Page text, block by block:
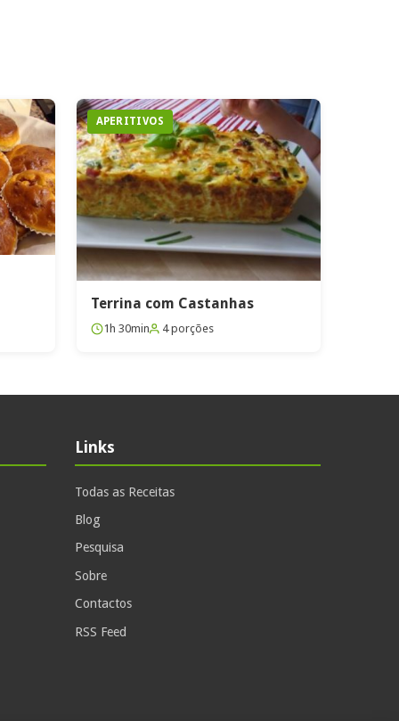
APERITIVOS
Terrina com Castanhas
1h 30min 4 porções
Links
Todas as Receitas
Blog
Pesquisa
Sobre
Contactos
RSS Feed